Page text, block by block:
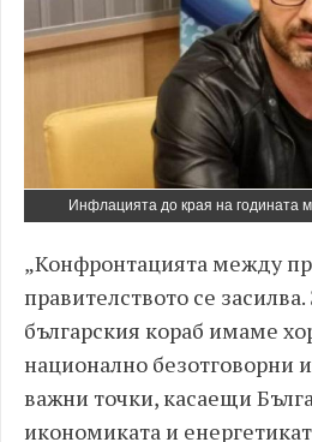
Инфлацията до края на годината
„Конфронтацията между
правителството се
българския кораб имаме
национално безотговорни
важни точки, касаещи
икономиката и